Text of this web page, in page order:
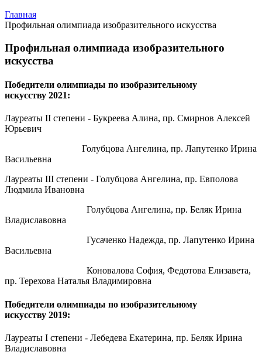
Главная
Профильная олимпиада изобразительного искусства
Профильная олимпиада изобразительного
искусства
Победители олимпиады по изобразительному
искусству 2021:
Лауреаты II степени - Букреева Алина, пр. Смирнов Алексей
Юрьевич
Голубцова Ангелина, пр. Лапутенко Ирина
Васильевна
Лауреаты III степени - Голубцова Ангелина, пр. Евполова
Людмила Ивановна
Голубцова Ангелина, пр. Беляк Ирина
Владиславовна
Гусаченко Надежда, пр. Лапутенко Ирина
Васильевна
Коновалова София, Федотова Елизавета,
пр. Терехова Наталья Владимировна
Победители олимпиады по изобразительному
искусству 2019:
Лауреаты I степени - Лебедева Екатерина, пр. Беляк Ирина
Владиславовна